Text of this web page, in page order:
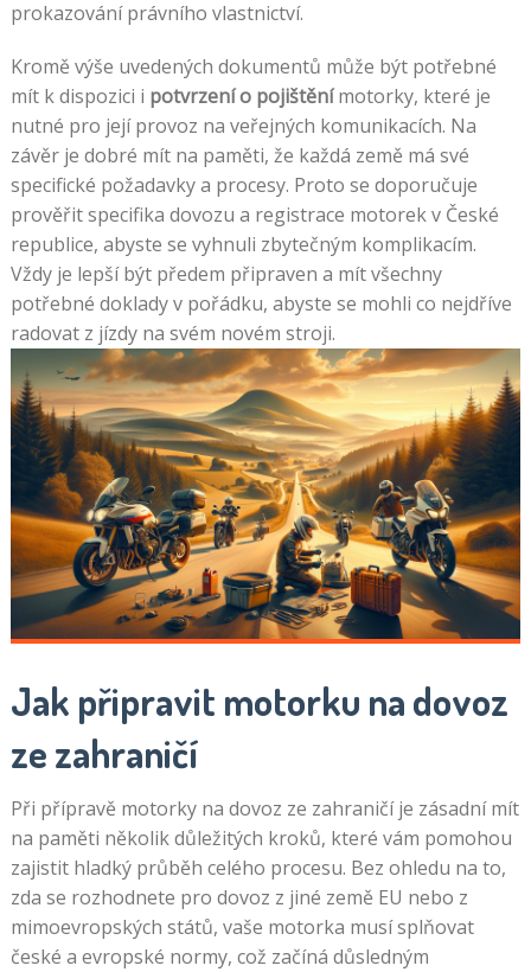
prokazování právního vlastnictví.
Kromě výše uvedených dokumentů může být potřebné
mít k dispozici i potvrzení o pojištěnímotorky, které je
nutné pro její provoz na veřejných komunikacích. Na
závěr je dobré mít na paměti, že každá země má své
specifické požadavky a procesy. Proto se doporučuje
prověřit specifika dovozu a registrace motorek v České
republice, abyste se vyhnuli zbytečným komplikacím.
Vždy je lepší být předem připraven a mít všechny
potřebné doklady v pořádku, abyste se mohli co nejdříve
radovat z jízdy na svém novém stroji.
Jak připravit motorku na dovoz
ze zahraničí
Při přípravě motorky na dovoz ze zahraničí je zásadní mít
na paměti několik důležitých kroků, které vám pomohou
zajistit hladký průběh celého procesu. Bez ohledu na to,
zda se rozhodnete pro dovoz z jiné země EU nebo z
mimoevropských států, vaše motorka musí splňovat
české a evropské normy, což začíná důsledným